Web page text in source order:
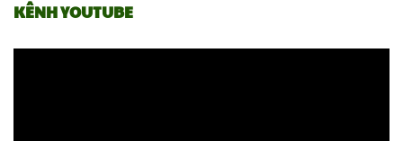
KÊNH YOUTUBE